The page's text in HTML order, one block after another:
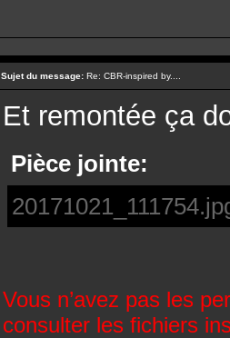
Sujet du message: Re: CBR-inspired by....
Et remontée ça
Pièce jointe:
Vous n’avez pas les
consulter les fichiers